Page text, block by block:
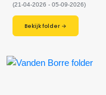
(21-04-2026 - 05-09-2026)
Bekijk folder →